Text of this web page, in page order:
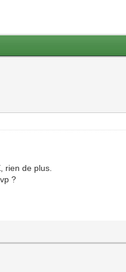
rien de plus.
?